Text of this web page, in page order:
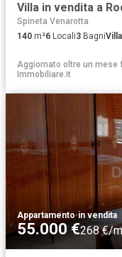
Villa in vendita a
Spineta Venarotta
140 m²6 Locali3 Bagni
Aggiornato oltre un mese
Immobiliare.it
Appartamento·in vendita
55.000 €268 €/